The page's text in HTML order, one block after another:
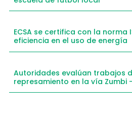
ECSA se certifica con la norma
eficiencia en el uso de energía
Autoridades evalúan trabajos
represamiento en la vía Zumbi